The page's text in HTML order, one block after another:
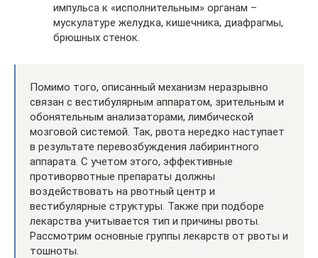
импульса к «исполнительным» органам –
мускулатуре желудка, кишечника, диафрагмы,
брюшных стенок.
Помимо того, описанный механизм неразрывно
связан с вестибулярным аппаратом, зрительным и
обонятельным анализаторами, лимбической
мозговой системой. Так, рвота нередко наступает
в результате перевозбуждения лабиринтного
аппарата. С учетом этого, эффективные
противорвотные препараты должны
воздействовать на рвотный центр и
вестибулярные структуры. Также при подборе
лекарства учитывается тип и причины рвоты.
Рассмотрим основные группы лекарств от рвоты и
тошноты.